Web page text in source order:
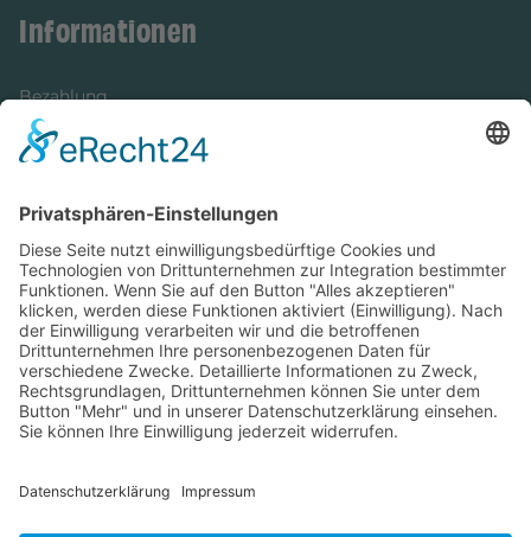
Informationen
Bezahlung
Newsletter
Versandinformationen
Verfügbarkeit/Verträglichkeit
Rechtliches
Widerrufsrecht und Widerrufsformular
Impressum
Datenschutzerklärung
Cookie-Einstellungen